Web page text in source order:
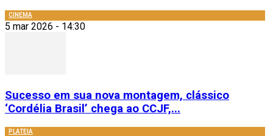
CINEMA
5 mar 2026 - 14:30
Sucesso em sua nova montagem, clássico
‘Cordélia Brasil’ chega ao CCJF,...
PLATEIA